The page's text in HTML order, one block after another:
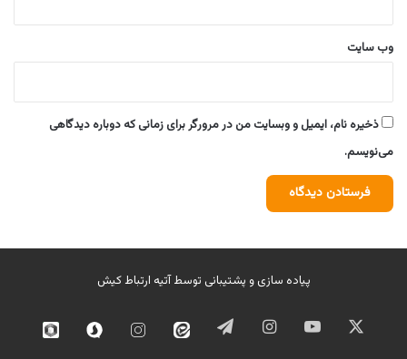
وب‌ سایت
ذخیره نام، ایمیل و وبسایت من در مرورگر برای زمانی که دوباره دیدگاهی
می‌نویسم.
پیاده سازی و پشتیبانی توسطآتیه ارتباط کیش
ایکس یوتیوب اینستاگرامتلگرام ایتا اینستاگرامسروش